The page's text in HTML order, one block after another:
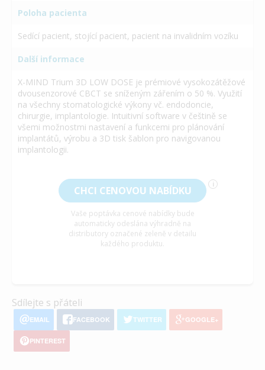
Poloha pacienta
Sedící pacient, stojící pacient, pacient na invalidním vozíku
Další informace
X-MIND Trium 3D LOW DOSE je prémiové vysokozátěžové
dvousenzorové CBCT se sníženým zářením o 50 %. Využití
na všechny stomatologické výkony vč. endodoncie,
chirurgie, implantologie. Intuitivní software v češtině se
všemi možnostmi nastavení a funkcemi pro plánování
implantátů, výrobu a 3D tisk šablon pro navigovanou
implantologii.
CHCI CENOVOU NABÍDKU i
Vaše poptávka cenové nabídky bude
automaticky odeslána výhradně na
distributory označené zeleně v detailu
každého produktu.
Sdílejte s přáteli
EMAIL FACEBOOK TWITTER GOOGLE+
PINTEREST